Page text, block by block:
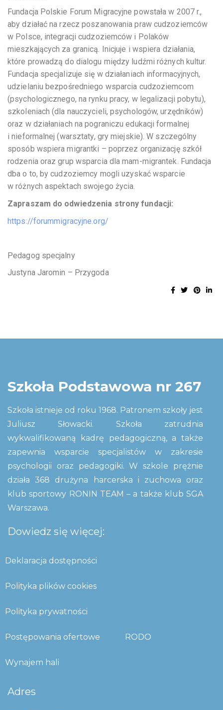
Fundacja Polskie Forum Migracyjne powstała w 2007 r.,
aby działać na rzecz poszanowania praw cudzoziemców
w Polsce, integracji cudzoziemców i Polaków
mieszkających za granicą. Inicjuje i wspiera działania,
które prowadzą do dialogu między ludźmi różnych kultur.
Fundacja specjalizuje się w działaniach informacyjnych,
udzielaniu bezpośredniego wsparcia cudzoziemcom
(psychologicznego, na rynku pracy, w legalizacji pobytu),
szkoleniach (dla nauczycieli, psychologów, urzędników)
oraz w działaniach na pograniczu edukacji formalnej
i nieformalnej (warsztaty, gry miejskie). W szczególny
sposób wspiera migrantki – poprzez organizację szkół
rodzenia oraz grup wsparcia dla mam-migrantek. Fundacja
dba o to, by cudzoziemcy mogli uzyskać wsparcie
w różnych aspektach swojego życia.
Zapraszam do odwiedzenia strony fundacji:
https://forummigracyjne.org/
Pedagog specjalny
Justyna Jaromin – Przygoda
Szkoła Podstawowa nr 267
Szkoła istnieje od roku 1968. Patronem szkoły jest
Juliusz Słowacki. Szkoła zatrudnia
wykwalifikowaną kadrę pedagogiczną, a także
zapewnia wsparcie specjalistów w zakresie
psychologii oraz pedagogiki. W szkole prężnie
działa 368 drużyna harcerska i zuchowa oraz
klub sportowy RONIN TEAM – a także klub SGA
Warszawa.
Dowiedz się więcej:
Deklaracja dostępności
Polityka plików cookies
Polityka prywatności
Postępowania ofertowe RODO
Wynajem hali
Adres